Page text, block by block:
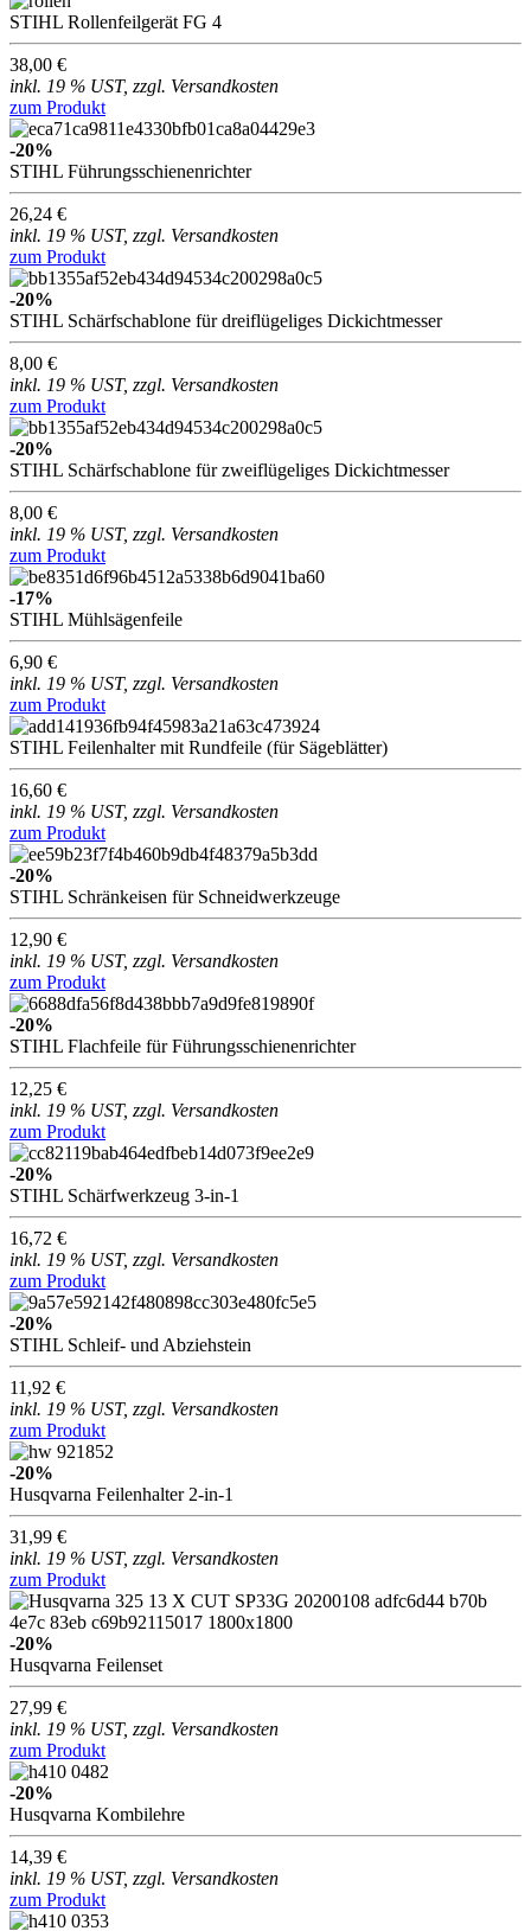
STIHL Rollenfeilgerät FG 4
38,00 €
inkl. 19 % UST, zzgl. Versandkosten
zum Produkt
-20%
STIHL Führungsschienenrichter
26,24 €
inkl. 19 % UST, zzgl. Versandkosten
zum Produkt
-20%
STIHL Schärfschablone für dreiflügeliges Dickichtmesser
8,00 €
inkl. 19 % UST, zzgl. Versandkosten
zum Produkt
-20%
STIHL Schärfschablone für zweiflügeliges Dickichtmesser
8,00 €
inkl. 19 % UST, zzgl. Versandkosten
zum Produkt
-17%
STIHL Mühlsägenfeile
6,90 €
inkl. 19 % UST, zzgl. Versandkosten
zum Produkt
STIHL Feilenhalter mit Rundfeile (für Sägeblätter)
16,60 €
inkl. 19 % UST, zzgl. Versandkosten
zum Produkt
-20%
STIHL Schränkeisen für Schneidwerkzeuge
12,90 €
inkl. 19 % UST, zzgl. Versandkosten
zum Produkt
-20%
STIHL Flachfeile für Führungsschienenrichter
12,25 €
inkl. 19 % UST, zzgl. Versandkosten
zum Produkt
-20%
STIHL Schärfwerkzeug 3-in-1
16,72 €
inkl. 19 % UST, zzgl. Versandkosten
zum Produkt
-20%
STIHL Schleif- und Abziehstein
11,92 €
inkl. 19 % UST, zzgl. Versandkosten
zum Produkt
-20%
Husqvarna Feilenhalter 2-in-1
31,99 €
inkl. 19 % UST, zzgl. Versandkosten
zum Produkt
-20%
Husqvarna Feilenset
27,99 €
inkl. 19 % UST, zzgl. Versandkosten
zum Produkt
-20%
Husqvarna Kombilehre
14,39 €
inkl. 19 % UST, zzgl. Versandkosten
zum Produkt